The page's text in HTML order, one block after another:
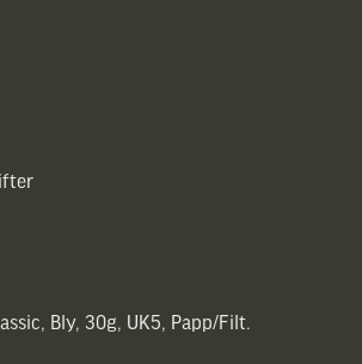
Bly, 30g, UK5, Papp/Filt.